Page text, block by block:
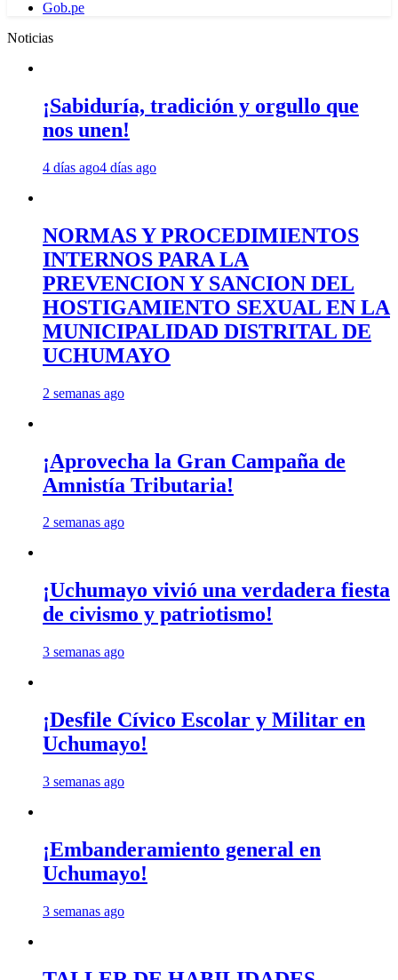
Gob.pe
Noticias
¡Sabiduría, tradición y orgullo que
nos unen!
4 días ago4 días ago
NORMAS Y PROCEDIMIENTOS
INTERNOS PARA LA
PREVENCION Y SANCION DEL
HOSTIGAMIENTO SEXUAL EN LA
MUNICIPALIDAD DISTRITAL DE
UCHUMAYO
2 semanas ago
¡Aprovecha la Gran Campaña de
Amnistía Tributaria!
2 semanas ago
¡Uchumayo vivió una verdadera fiesta
de civismo y patriotismo!
3 semanas ago
¡Desfile Cívico Escolar y Militar en
Uchumayo!
3 semanas ago
¡Embanderamiento general en
Uchumayo!
3 semanas ago